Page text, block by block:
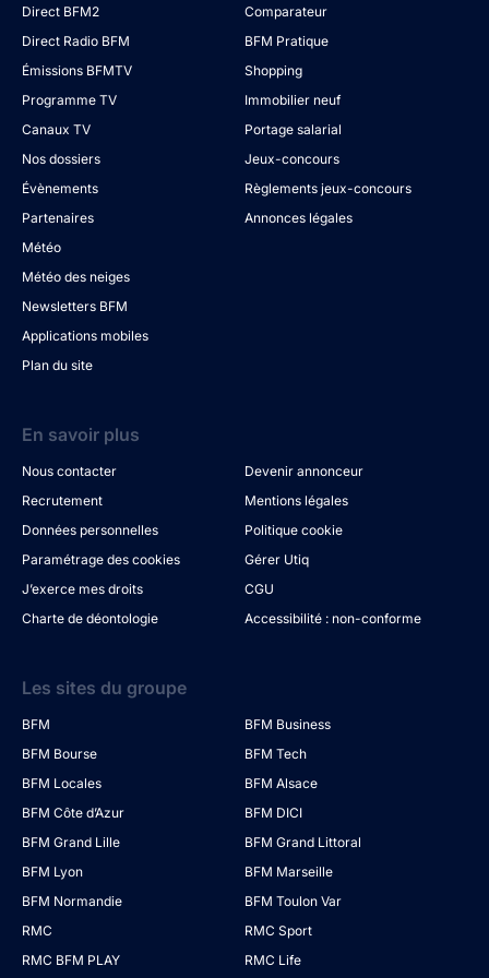
Direct BFM2
Direct Radio BFM
Émissions BFMTV
Programme TV
Canaux TV
Nos dossiers
Évènements
Partenaires
Météo
Météo des neiges
Newsletters BFM
Applications mobiles
Plan du site
Comparateur
BFM Pratique
Shopping
Immobilier neuf
Portage salarial
Jeux-concours
Règlements jeux-concours
Annonces légales
En savoir plus
Nous contacter
Devenir annonceur
Recrutement
Mentions légales
Données personnelles
Politique cookie
Paramétrage des cookies
Gérer Utiq
J’exerce mes droits
CGU
Charte de déontologie
Accessibilité : non-conforme
Les sites du groupe
BFM
BFM Business
BFM Bourse
BFM Tech
BFM Locales
BFM Alsace
BFM Côte d’Azur
BFM DICI
BFM Grand Lille
BFM Grand Littoral
BFM Lyon
BFM Marseille
BFM Normandie
BFM Toulon Var
RMC
RMC Sport
RMC BFM PLAY
RMC Life